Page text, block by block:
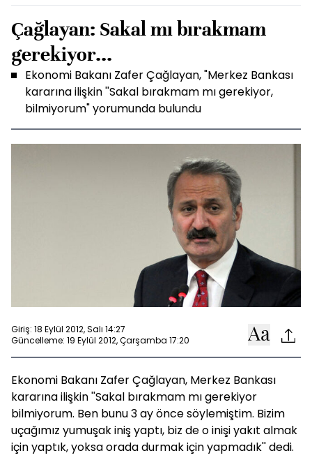
Çağlayan: Sakal mı bırakmam
gerekiyor...
Ekonomi Bakanı Zafer Çağlayan, "Merkez Bankası
kararına ilişkin ''Sakal bırakmam mı gerekiyor,
bilmiyorum" yorumunda bulundu
Giriş: 18 Eylül 2012, Salı 14:27
Güncelleme: 19 Eylül 2012, Çarşamba 17:20
Ekonomi Bakanı Zafer Çağlayan, Merkez Bankası
kararına ilişkin ''Sakal bırakmam mı gerekiyor
bilmiyorum. Ben bunu 3 ay önce söylemiştim. Bizim
uçağımız yumuşak iniş yaptı, biz de o inişi yakıt almak
için yaptık, yoksa orada durmak için yapmadık'' dedi.